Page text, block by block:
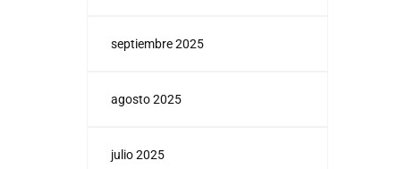
septiembre 2025
agosto 2025
julio 2025